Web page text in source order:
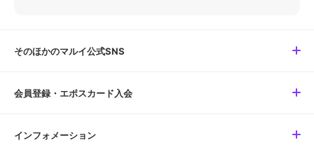
そのほかのマルイ公式SNS
会員登録・エポスカード入会
インフォメーション